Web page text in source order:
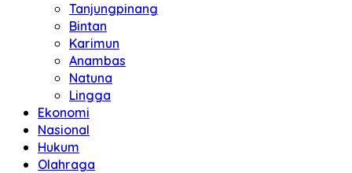
Tanjungpinang
Bintan
Karimun
Anambas
Natuna
Lingga
Ekonomi
Nasional
Hukum
Olahraga